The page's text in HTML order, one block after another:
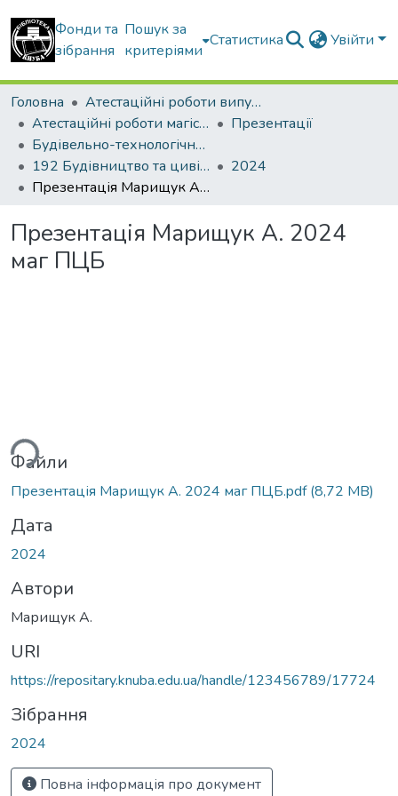
Фонди та
зібрання
Пошук за
критеріями
Статистика Увійти
Головна
Атестаційні роботи випускників
Атестаційні роботи магістрів
Презентації
Будівельно-технологічний факультет
192 Будівництво та цивільна інженерія. Технології будівельних конструкцій, виробів і матеріалів
2024
Презентація Марищук А. 2024 маг ПЦБ
Презентація Марищук А. 2024
маг ПЦБ
Файли
Презентація Марищук А. 2024 маг ПЦБ.pdf(8,72 MB)
Дата
2024
Автори
Марищук А.
URI
https://repositary.knuba.edu.ua/handle/123456789/17724
Зібрання
2024
Повна інформація про документ